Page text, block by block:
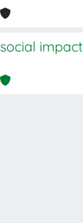
social impact